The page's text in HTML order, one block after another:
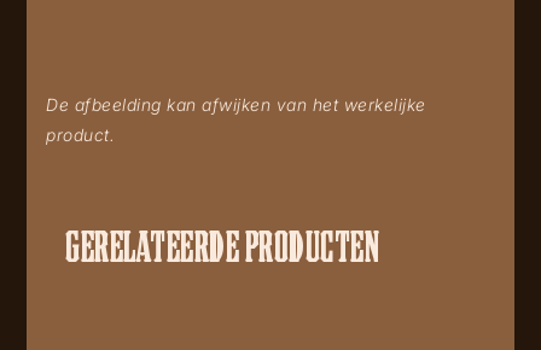
De afbeelding kan afwijken van het werkelijke
product.
GERELATEERDE PRODUCTEN